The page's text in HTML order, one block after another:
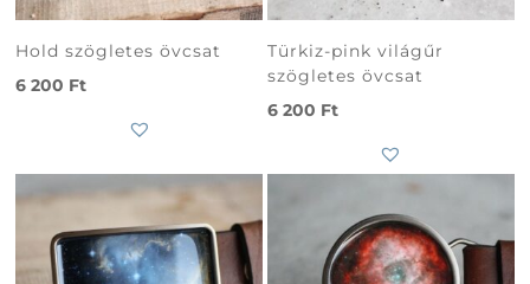
Hold szögletes övcsat
6 200 Ft
Türkiz-pink világűr
szögletes övcsat
6 200 Ft